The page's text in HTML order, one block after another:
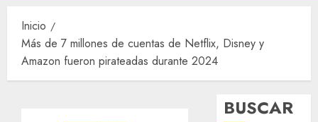
Inicio
Más de 7 millones de cuentas de Netflix, Disney y
Amazon fueron pirateadas durante 2024
BUSCAR